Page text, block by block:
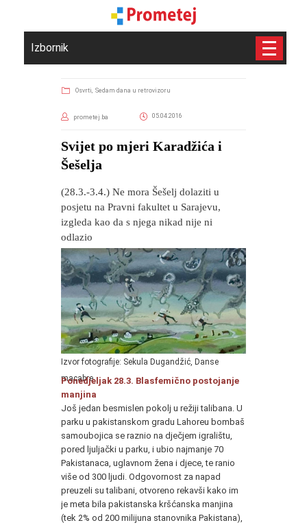
Izbornik
Osvrti, Sedam dana u retrovizoru
prometej.ba 05.04.2016
Svijet po mjeri Karadžića i
Šešelja
(28.3.-3.4.) Ne mora Šešelj dolaziti u
posjetu na Pravni fakultet u Sarajevu,
izgleda kao da s njega nikad nije ni
odlazio
Izvor fotografije: Sekula Dugandžić, Danse
macabre
Ponedjeljak 28.3. Blasfemično postojanje
manjina
Još jedan besmislen pokolj u režiji talibana. U
parku u pakistanskom gradu Lahoreu bombaš
samoubojica se raznio na dječjem igralištu,
pored ljuljački u parku, i ubio najmanje 70
Pakistanaca, uglavnom žena i djece, te ranio
više od 300 ljudi. Odgovornost za napad
preuzeli su talibani, otvoreno rekavši kako im
je meta bila pakistanska kršćanska manjina
(tek 2% od 200 milijuna stanovnika Pakistana),